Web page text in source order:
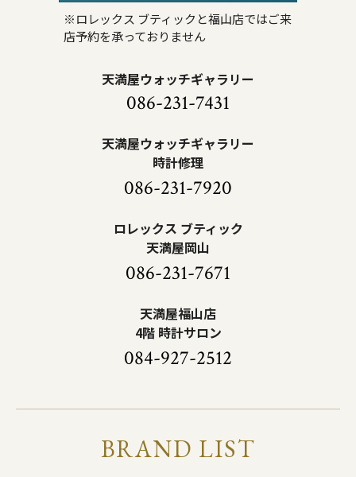
※ロレックス ブティックと福山店ではご来
店予約を承っておりません
天満屋ウォッチギャラリー
086-231-7431
天満屋ウォッチギャラリー
時計修理
086-231-7920
ロレックス ブティック
天満屋岡山
086-231-7671
天満屋福山店
4階 時計サロン
084-927-2512
BRAND LIST